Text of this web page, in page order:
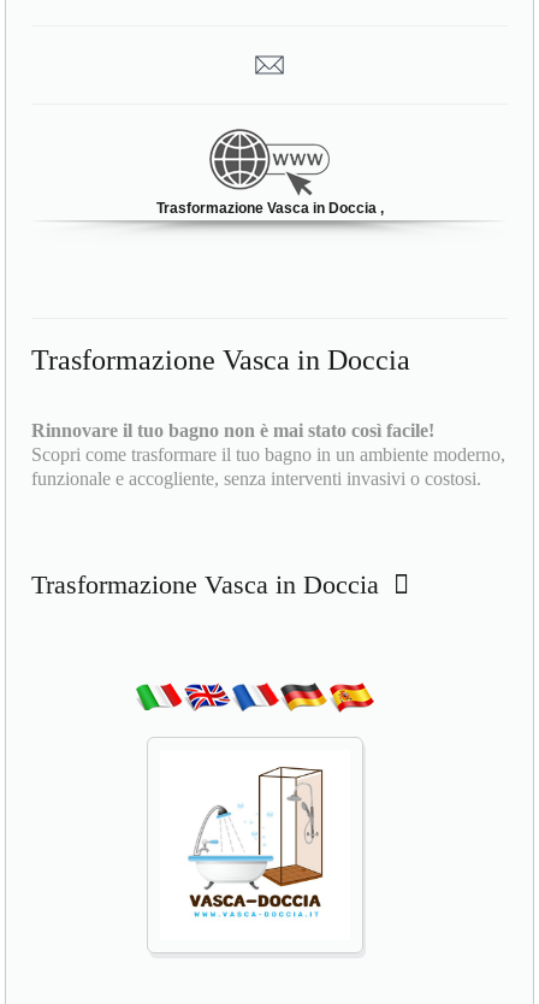
Trasformazione Vasca in Doccia ,
Trasformazione Vasca in Doccia
Rinnovare il tuo bagno non è mai stato così facile!
Scopri come trasformare il tuo bagno in un ambiente moderno,
funzionale e accogliente, senza interventi invasivi o costosi.
Trasformazione Vasca in Doccia